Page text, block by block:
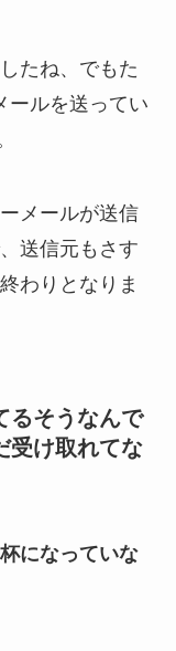
たね、でもた
ールを送ってい
メールが送信
送信元もさす
わりとなりま
るそうなんで
受け取れてな
になっていな